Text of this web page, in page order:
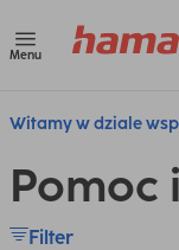
Menu
Witamy w dziale
Pomoc
Filter